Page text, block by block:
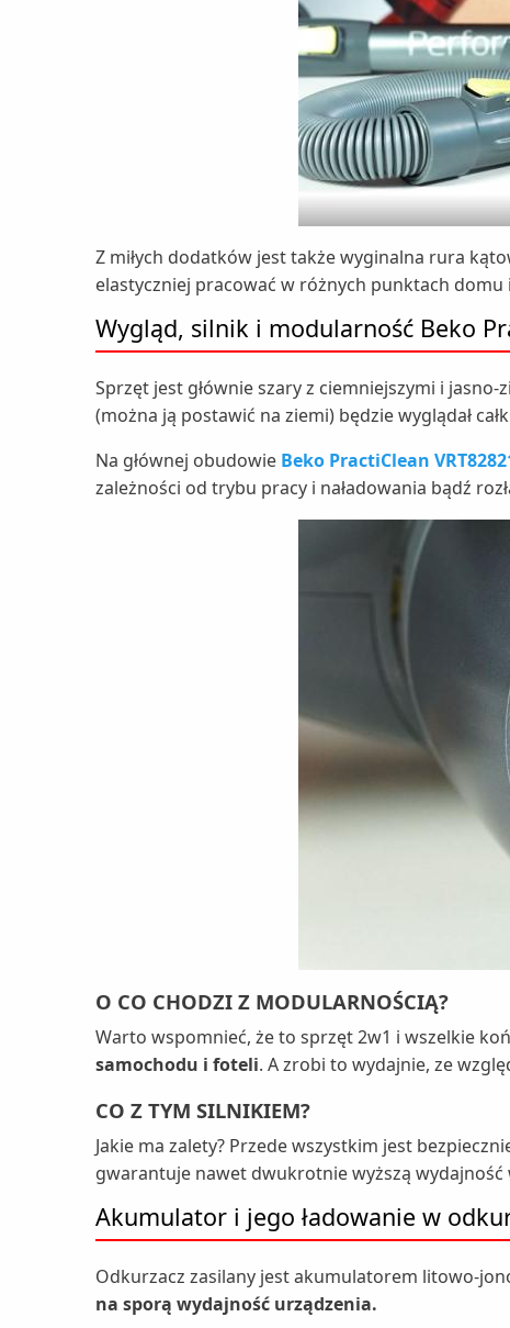
Z miłych dodatków jest także wyginalna rura
elastyczniej pracować w różnych punktach
Wygląd, silnik i modularność Beko
Sprzęt jest głównie szary z ciemniejszymi i
(można ją postawić na ziemi) będzie wyglądał
Na głównej obudowie Beko PractiClean
zależności od trybu pracy i naładowania bądź
O CO CHODZI Z MODULARNOŚCIĄ?
Warto wspomnieć, że to sprzęt 2w1 i wszelkie
samochodu i foteli. A zrobi to wydajnie, ze
CO Z TYM SILNIKIEM?
Jakie ma zalety? Przede wszystkim jest
gwarantuje nawet dwukrotnie wyższą
Akumulator i jego ładowanie w
Odkurzacz zasilany jest akumulatorem litowo-
na sporą wydajność urządzenia.